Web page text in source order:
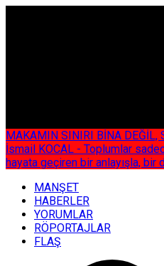
MAKAMIN SINIRI BİNA DEĞİL,
İsmail KOCAL - Toplumlar
hayata geçiren bir anlayışla, bir
MANŞET
HABERLER
YORUMLAR
RÖPORTAJLAR
FLAŞ